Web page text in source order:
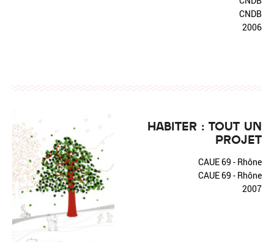
CNDB
2006
HABITER : TOUT UN
PROJET
CAUE 69 - Rhône
CAUE 69 - Rhône
2007